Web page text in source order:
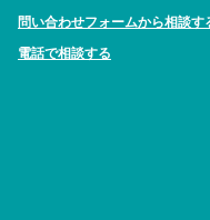
問い合わせフォームから相談す
電話で相談する